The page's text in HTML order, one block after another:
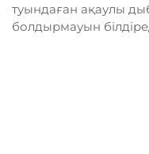
туындаған ақаулы
болдырмауын